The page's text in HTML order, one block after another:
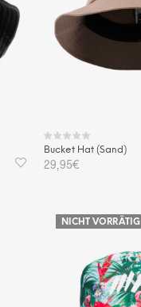
Bucket Hat (Sand)
29,95€
NICHT VORRÄTIG